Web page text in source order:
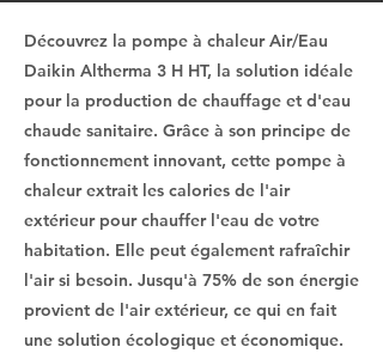
Découvrez la pompe à chaleur Air/Eau
Daikin Altherma 3 H HT, la solution idéale
pour la production de chauffage et d'eau
chaude sanitaire. Grâce à son principe de
fonctionnement innovant, cette pompe à
chaleur extrait les calories de l'air
extérieur pour chauffer l'eau de votre
habitation. Elle peut également rafraîchir
l'air si besoin. Jusqu'à 75% de son énergie
provient de l'air extérieur, ce qui en fait
une solution écologique et économique.